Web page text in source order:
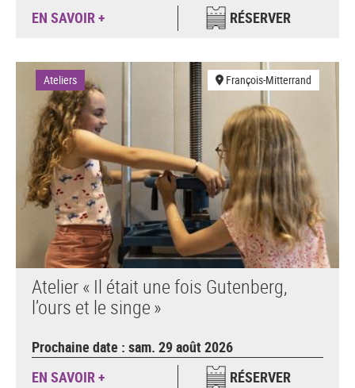
EN SAVOIR +
RÉSERVER
Ateliers François-Mitterrand
Atelier « Il était une fois Gutenberg,
l’ours et le singe »
Prochaine date : sam. 29 août 2026
EN SAVOIR +
RÉSERVER